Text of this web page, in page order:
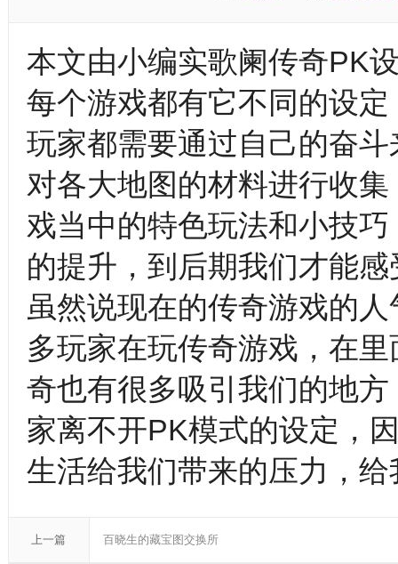
本文由小编实歌阑传奇PK
每个游戏都有它不同的设
玩家都需要通过自己的奋
对各大地图的材料进行收
戏当中的特色玩法和小技
的提升，到后期我们才能
虽然说现在的传奇游戏的
多玩家在玩传奇游戏，在
奇也有很多吸引我们的地
家离不开PK模式的设定，
生活给我们带来的压力，
上一篇 百晓生的藏宝图交换所